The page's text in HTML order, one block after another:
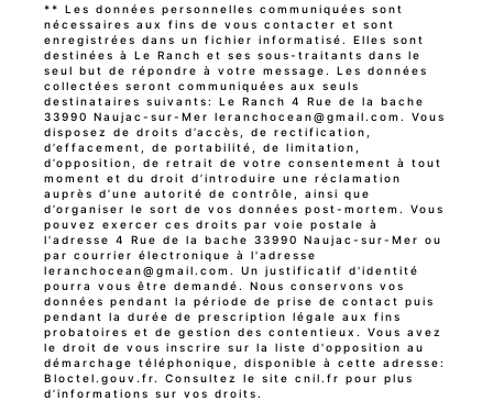
** Les données personnelles communiquées sont
nécessaires aux fins de vous contacter et sont
enregistrées dans un fichier informatisé. Elles sont
destinées à Le Ranch et ses sous-traitants dans le
seul but de répondre à votre message. Les données
collectées seront communiquées aux seuls
destinataires suivants: Le Ranch 4 Rue de la bache
33990 Naujac-sur-Mer leranchocean@gmail.com. Vous
disposez de droits d’accès, de rectification,
d’effacement, de portabilité, de limitation,
d’opposition, de retrait de votre consentement à tout
moment et du droit d’introduire une réclamation
auprès d’une autorité de contrôle, ainsi que
d’organiser le sort de vos données post-mortem. Vous
pouvez exercer ces droits par voie postale à
l'adresse 4 Rue de la bache 33990 Naujac-sur-Mer ou
par courrier électronique à l'adresse
leranchocean@gmail.com. Un justificatif d'identité
pourra vous être demandé. Nous conservons vos
données pendant la période de prise de contact puis
pendant la durée de prescription légale aux fins
probatoires et de gestion des contentieux. Vous avez
le droit de vous inscrire sur la liste d'opposition au
démarchage téléphonique, disponible à cette adresse:
Bloctel.gouv.fr. Consultez le site cnil.fr pour plus
d’informations sur vos droits.